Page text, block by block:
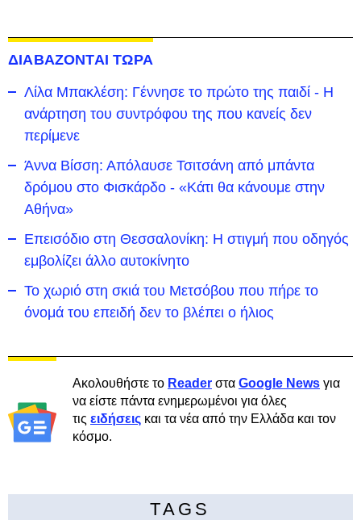
ΔΙΑΒΑΖΟΝΤΑΙ ΤΩΡΑ
Λίλα Μπακλέση: Γέννησε το πρώτο της παιδί - Η
ανάρτηση του συντρόφου της που κανείς δεν
περίμενε
Άννα Βίσση: Απόλαυσε Τσιτσάνη από μπάντα
δρόμου στο Φισκάρδο - «Κάτι θα κάνουμε στην
Αθήνα»
Επεισόδιο στη Θεσσαλονίκη: Η στιγμή που οδηγός
εμβολίζει άλλο αυτοκίνητο
Το χωριό στη σκιά του Μετσόβου που πήρε το
όνομά του επειδή δεν το βλέπει ο ήλιος
Ακολουθήστε το Reader στα Google News για
να είστε πάντα ενημερωμένοι για όλες
τις ειδήσεις και τα νέα από την Ελλάδα και τον
κόσμο.
TAGS